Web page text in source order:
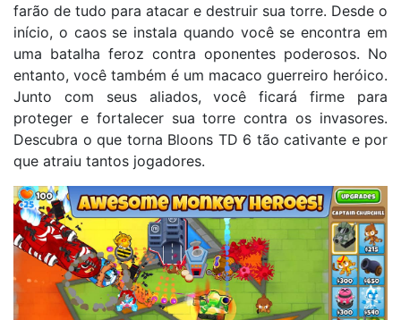
farão de tudo para atacar e destruir sua torre. Desde o
início, o caos se instala quando você se encontra em
uma batalha feroz contra oponentes poderosos. No
entanto, você também é um macaco guerreiro heróico.
Junto com seus aliados, você ficará firme para
proteger e fortalecer sua torre contra os invasores.
Descubra o que torna Bloons TD 6 tão cativante e por
que atraiu tantos jogadores.